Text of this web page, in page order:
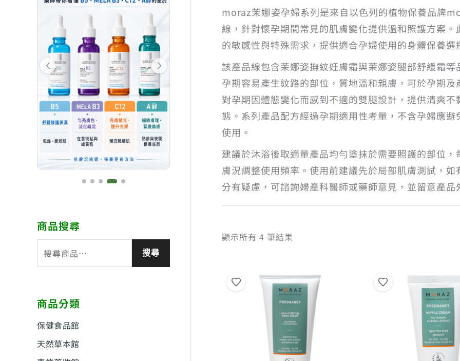
商品搜尋
尋
字
搜尋
商品分類
保健食品館
天然草本館
moraz茉娜姿孕婦系列是來自以色列的植物保養品牌
線，針對懷孕期間常見的肌膚變化提供溫和照護方案
的敏感性與特殊需求，提供適合孕婦使用的身體保養選
該產品線包含茉娜姿撫紋妊膚霜與茉娜姿腿部舒緩霜
孕期容易產生紋路的部位，質地溫和親膚，可於孕期
對孕期因體態變化而感到不適的雙腿設計，提供清爽
態。系列產品配方經過孕期適用性考量，不含孕婦應
使用。
建議於沐浴後取適量產品均勻塗抹於需要照護的部位
膚況調整使用頻率。使用前建議先於局部肌膚測試，
分有疑慮，可諮詢婦產科醫師或藥師意見，並留意產品
顯示所有 4 筆結果
序